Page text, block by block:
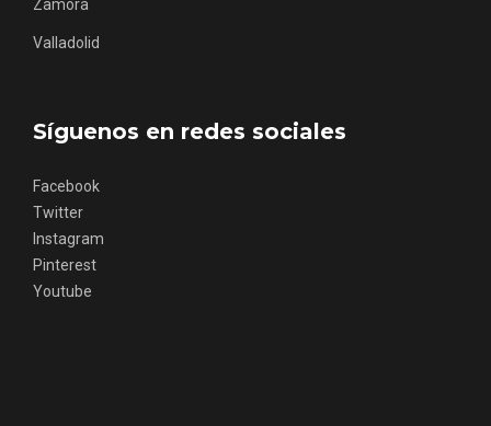
Zamora
Valladolid
Síguenos en redes sociales
Facebook
Twitter
Instagram
Pinterest
Youtube
Roa